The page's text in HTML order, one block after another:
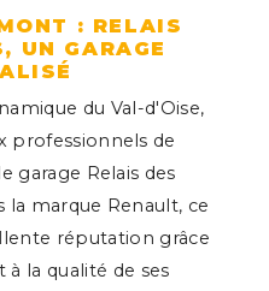
: RELAIS
UN GARAGE
du Val-d'Oise,
professionnels de
garage Relais des
la marque Renault, ce
réputation grâce
à la qualité de ses